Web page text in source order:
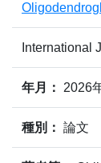
International
年月： 2026
種別： 論文